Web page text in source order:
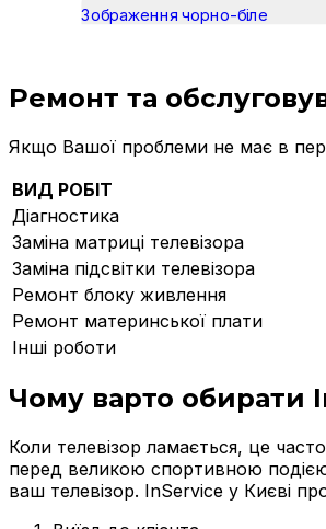
Зображення чорно-біле
Ремонт та
Якщо Вашої проблеми не має в
ВИД РОБІТ
Діагностика
Заміна матриці телевізора
Заміна підсвітки телевізора
Ремонт блоку живлення
Ремонт материнської плати
Інші роботи
Чому варто обирати
Коли телевізор ламається, це
перед великою спортивною
ваш телевізор. InService у Києві